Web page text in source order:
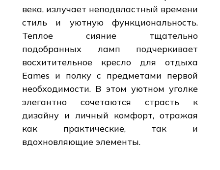
века, излучает неподвластный времени
стиль и уютную функциональность.
Теплое сияние тщательно
подобранных ламп подчеркивает
восхитительное кресло для отдыха
Eames и полку с предметами первой
необходимости. В этом уютном уголке
элегантно сочетаются страсть к
дизайну и личный комфорт, отражая
как практические, так и
вдохновляющие элементы.